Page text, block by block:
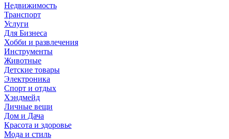
Недвижимость
Транспорт
Услуги
Для Бизнеса
Хобби и развлечения
Инструменты
Животные
Детские товары
Электроника
Спорт и отдых
Хэндмейд
Личные вещи
Дом и Дача
Красота и здоровье
Мода и стиль